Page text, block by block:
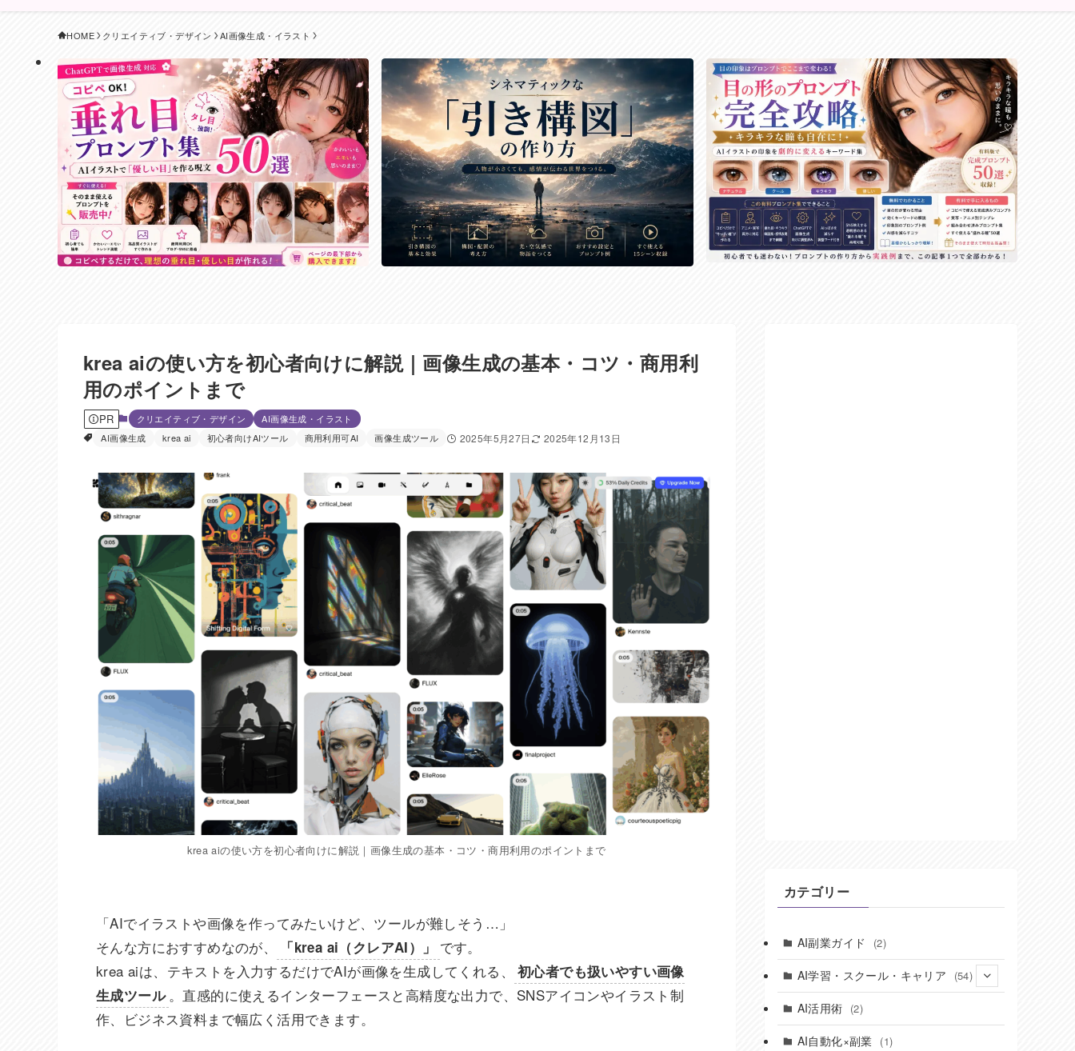
HOME クリエイティブ・デザイン AI画像生成・イラスト
krea aiの使い方を初心者向けに解説｜画像生成の基本・コツ・商用利
用のポイントまで
PR クリエイティブ・デザイン
AI画像生成・イラスト
AI画像生成
krea ai 初心者向けAIツール 商用利用可AI 画像生成ツール 2025年5月27日 2025年12月13日
krea aiの使い方を初心者向けに解説｜画像生成の基本・コツ・商用利用のポイントまで
「AIでイラストや画像を作ってみたいけど、ツールが難しそう…」
そんな方におすすめなのが、
「krea ai（クレアAI）」
です。
krea aiは、テキストを入力するだけでAIが画像を生成してくれる、
初心者でも扱いやすい画像
生成ツール 。直感的に使えるインターフェースと高精度な出力で、SNSアイコンやイラスト制
作、ビジネス資料まで幅広く活用できます。
カテゴリー
AI副業ガイド (2)
AI学習・スクール・キャリア (54)
(8)
AI活用術 (2)
AI自動化×副業 (1)